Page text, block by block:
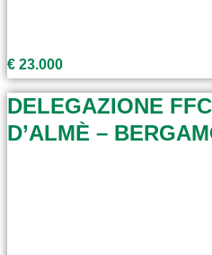
€ 23.000
DELEGAZIONE
D’ALMÈ –